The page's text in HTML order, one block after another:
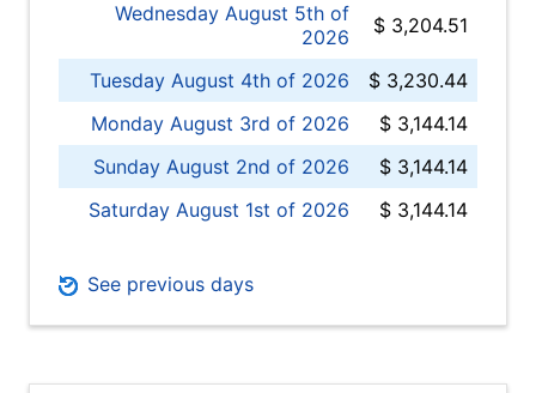
Wednesday August 5th of
2026
$ 3,204.51
Tuesday August 4th of 2026
$ 3,230.44
Monday August 3rd of 2026
$ 3,144.14
Sunday August 2nd of 2026
$ 3,144.14
Saturday August 1st of 2026
$ 3,144.14
See previous days